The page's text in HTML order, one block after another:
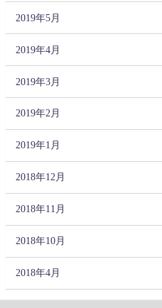
2019年5月
2019年4月
2019年3月
2019年2月
2019年1月
2018年12月
2018年11月
2018年10月
2018年4月